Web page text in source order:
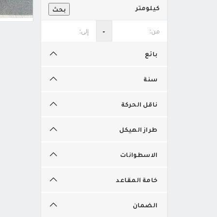
بحث كيلومتر
‐
بائع
سنة
ناقل الحركة
طراز الهيكل
الاسطوانات
خامة المقاعد
الضمان